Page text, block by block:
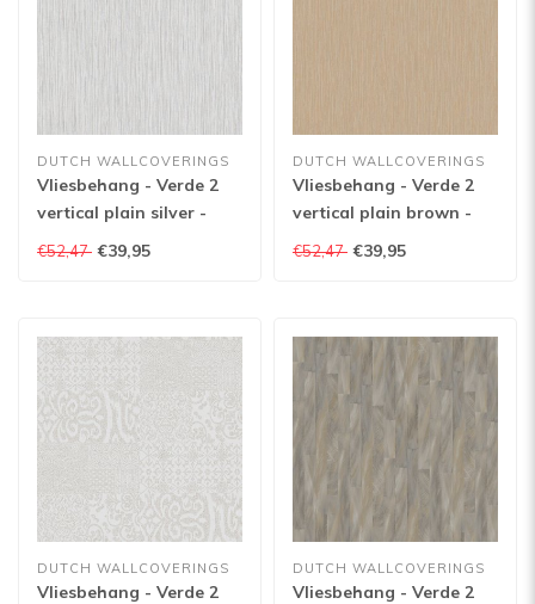
DUTCH WALLCOVERINGS
Vliesbehang - Verde 2
vertical plain silver -
VD219133
€52,47 €39,95
DUTCH WALLCOVERINGS
Vliesbehang - Verde 2
vertical plain brown -
VD219131
€52,47 €39,95
DUTCH WALLCOVERINGS
Vliesbehang - Verde 2
DUTCH WALLCOVERINGS
Vliesbehang - Verde 2